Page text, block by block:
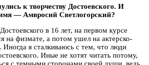
к творчеству Достоевского. И
— Амвросий Светлогорский?
в 16 лет, на первом курсе
на физмате, а потом ушел на актерско-
Иногда я сталкиваюсь с тем, что люди
Иные не хотят читать потому,